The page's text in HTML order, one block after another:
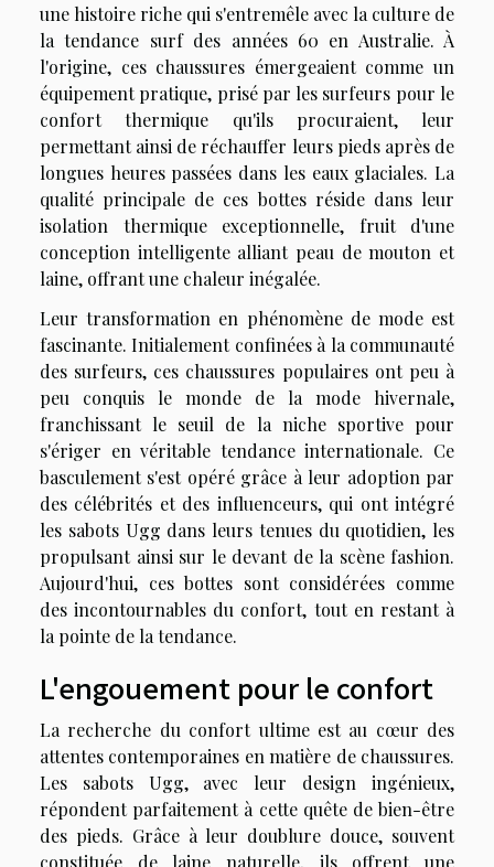
une histoire riche qui s'entremêle avec la culture de
la tendance surf des années 60 en Australie. À
l'origine, ces chaussures émergeaient comme un
équipement pratique, prisé par les surfeurs pour le
confort thermique qu'ils procuraient, leur
permettant ainsi de réchauffer leurs pieds après de
longues heures passées dans les eaux glaciales. La
qualité principale de ces bottes réside dans leur
isolation thermique exceptionnelle, fruit d'une
conception intelligente alliant peau de mouton et
laine, offrant une chaleur inégalée.
Leur transformation en phénomène de mode est
fascinante. Initialement confinées à la communauté
des surfeurs, ces chaussures populaires ont peu à
peu conquis le monde de la mode hivernale,
franchissant le seuil de la niche sportive pour
s'ériger en véritable tendance internationale. Ce
basculement s'est opéré grâce à leur adoption par
des célébrités et des influenceurs, qui ont intégré
les sabots Ugg dans leurs tenues du quotidien, les
propulsant ainsi sur le devant de la scène fashion.
Aujourd'hui, ces bottes sont considérées comme
des incontournables du confort, tout en restant à
la pointe de la tendance.
L'engouement pour le confort
La recherche du confort ultime est au cœur des
attentes contemporaines en matière de chaussures.
Les sabots Ugg, avec leur design ingénieux,
répondent parfaitement à cette quête de bien-être
des pieds. Grâce à leur doublure douce, souvent
constituée de laine naturelle, ils offrent une